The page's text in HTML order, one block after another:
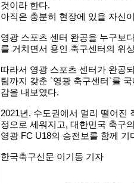
것이라 한다.
아직은 충분히 현장에 있을 자신
영광 스포츠 센터 완공을 누구보
를 거치면서 용인 축구센터의 위
따라서 영광 스포츠 센터가 완공
팀까지 갖춘 `영광 축구센터`를
감을 내보였다.
2021년. 수도권에서 멀리 떨어진
정으로 세워지고, 대한민국 축구
영광 FC U18의 승전보를 함께 기
한국축구신문 이기동 기자